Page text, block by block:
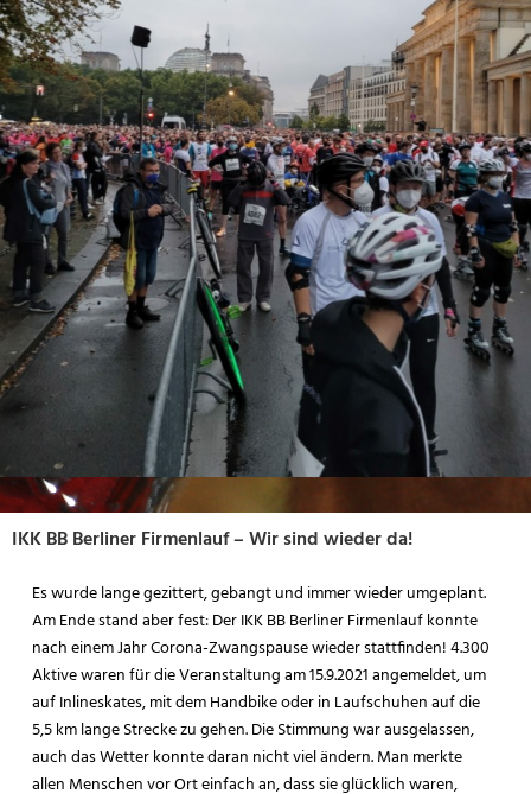
IKK BB Berliner Firmenlauf – Wir sind wieder da!
Es wurde lange gezittert, gebangt und immer wieder umgeplant.
Am Ende stand aber fest: Der IKK BB Berliner Firmenlauf konnte
nach einem Jahr Corona-Zwangspause wieder stattfinden! 4.300
Aktive waren für die Veranstaltung am 15.9.2021 angemeldet, um
auf Inlineskates, mit dem Handbike oder in Laufschuhen auf die
5,5 km lange Strecke zu gehen. Die Stimmung war ausgelassen,
auch das Wetter konnte daran nicht viel ändern. Man merkte
allen Menschen vor Ort einfach an, dass sie glücklich waren,